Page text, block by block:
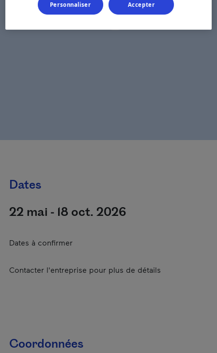
Dates
22 mai - 18 oct. 2026
Dates à confirmer
Contacter l'entreprise pour plus de détails
Coordonnées
Personnaliser Accepter